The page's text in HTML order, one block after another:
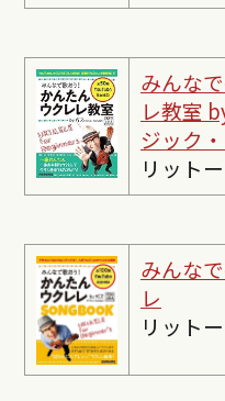
みんな
レ教室
ジック
リット
みんな
レ
リット